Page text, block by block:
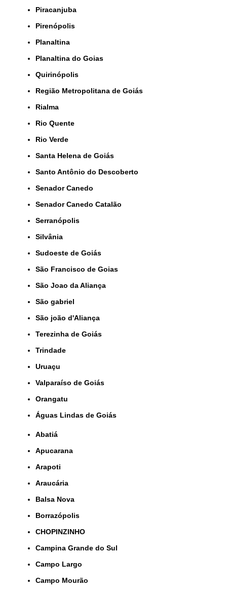
Piracanjuba
Pirenópolis
Planaltina
Planaltina do Goias
Quirinópolis
Região Metropolitana de Goiás
Rialma
Rio Quente
Rio Verde
Santa Helena de Goiás
Santo Antônio do Descoberto
Senador Canedo
Senador Canedo Catalão
Serranópolis
Silvânia
Sudoeste de Goiás
São Francisco de Goias
São Joao da Aliança
São gabriel
São joão d'Aliança
Terezinha de Goiás
Trindade
Uruaçu
Valparaíso de Goiás
orangatu
Águas Lindas de Goiás
Abatiá
Apucarana
Arapoti
Araucária
Balsa Nova
Borrazópolis
CHOPINZINHO
Campina Grande do Sul
Campo Largo
Campo Mourão